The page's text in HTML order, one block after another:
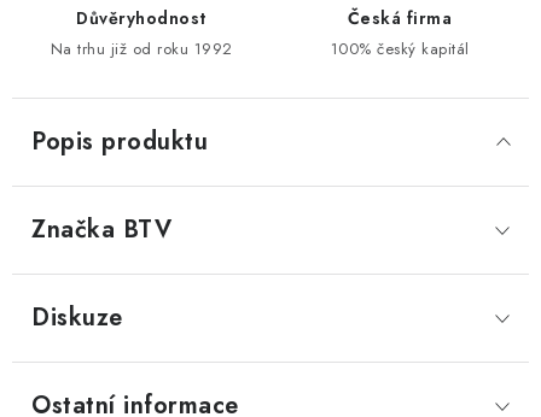
Obchodní podmínky
Kontakty
Naše výhody
Bezpečnostní třídy
Důvěryhodnost
Na trhu již od roku 1992
Česká firma
100% český kapitál
Popis produktu
Značka BTV
Diskuze
Ostatní informace